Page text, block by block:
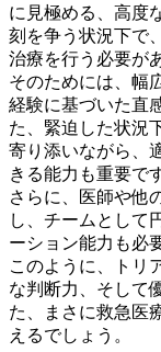
に見極める、高度
刻を争う状況下で、
治療を行う必要が
そのためには、幅
経験に基づいた直
た、 緊迫した状況
寄り添いながら、
きる能力も重要で
さらに、医師や他
し、チームとして
ーション能力も必
このように、トリ
な判断力、そして
た、まさに救急医
えるでしょう。